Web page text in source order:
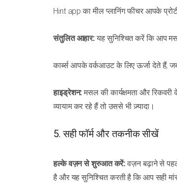
Hint app का मील प्लानिंग फीचर आपके
संतुलित आहार: यह सुनिश्चित करें कि आप
कार्ब्स आपके वर्कआउट के लिए ऊर्जा देते हैं,
हाइड्रेशन: मसल की कार्यक्षमता और
व्यायाम कर रहे हैं तो उससे भी ज़्यादा।
5. सही फॉर्म और तकनीक सीखें
हल्के वज़न से शुरुआत करें: वज़न बढ़ाने से
है और यह सुनिश्चित करती है कि आप सही